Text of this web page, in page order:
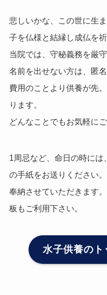
悲しいかな、この世に生
子を仏様と結縁し成仏を祈
当院では、守秘義務を厳
名前を出せない方は、匿
費用のことより供養が先
ります。
どんなことでもお気軽に
1周忌など、命日の時に
の手紙をお送りください。
奉納させていただきます
板もご利用下さい。
水子供養のト